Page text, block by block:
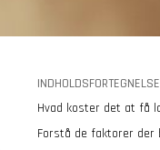
INDHOLDSFORTEGNELSE